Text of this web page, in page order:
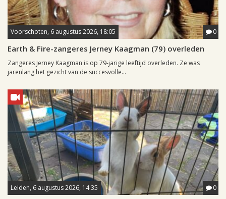
Voorschoten, 6 augustus 2026, 18:05 0
Earth & Fire-zangeres Jerney Kaagman (79) overleden
Zangeres Jerney Kaagman is op 79-jarige leeftijd overleden. Ze was
jarenlang het gezicht van de succesvolle...
Leiden, 6 augustus 2026, 14:35 0